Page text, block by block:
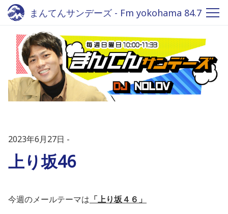
まんてんサンデーズ - Fm yokohama 84.7
2023年6月27日
上り坂46
今週のメールテーマは 「上り坂４６」